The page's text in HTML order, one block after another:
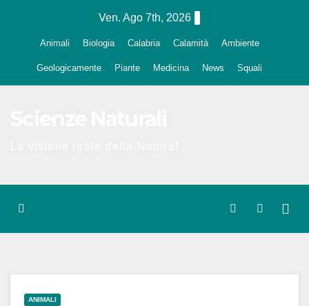
Ven. Ago 7th, 2026
Animali Biologia Calabria Calamità Ambiente
Geologicamente Piante Medicina News Squali
ANIMALI